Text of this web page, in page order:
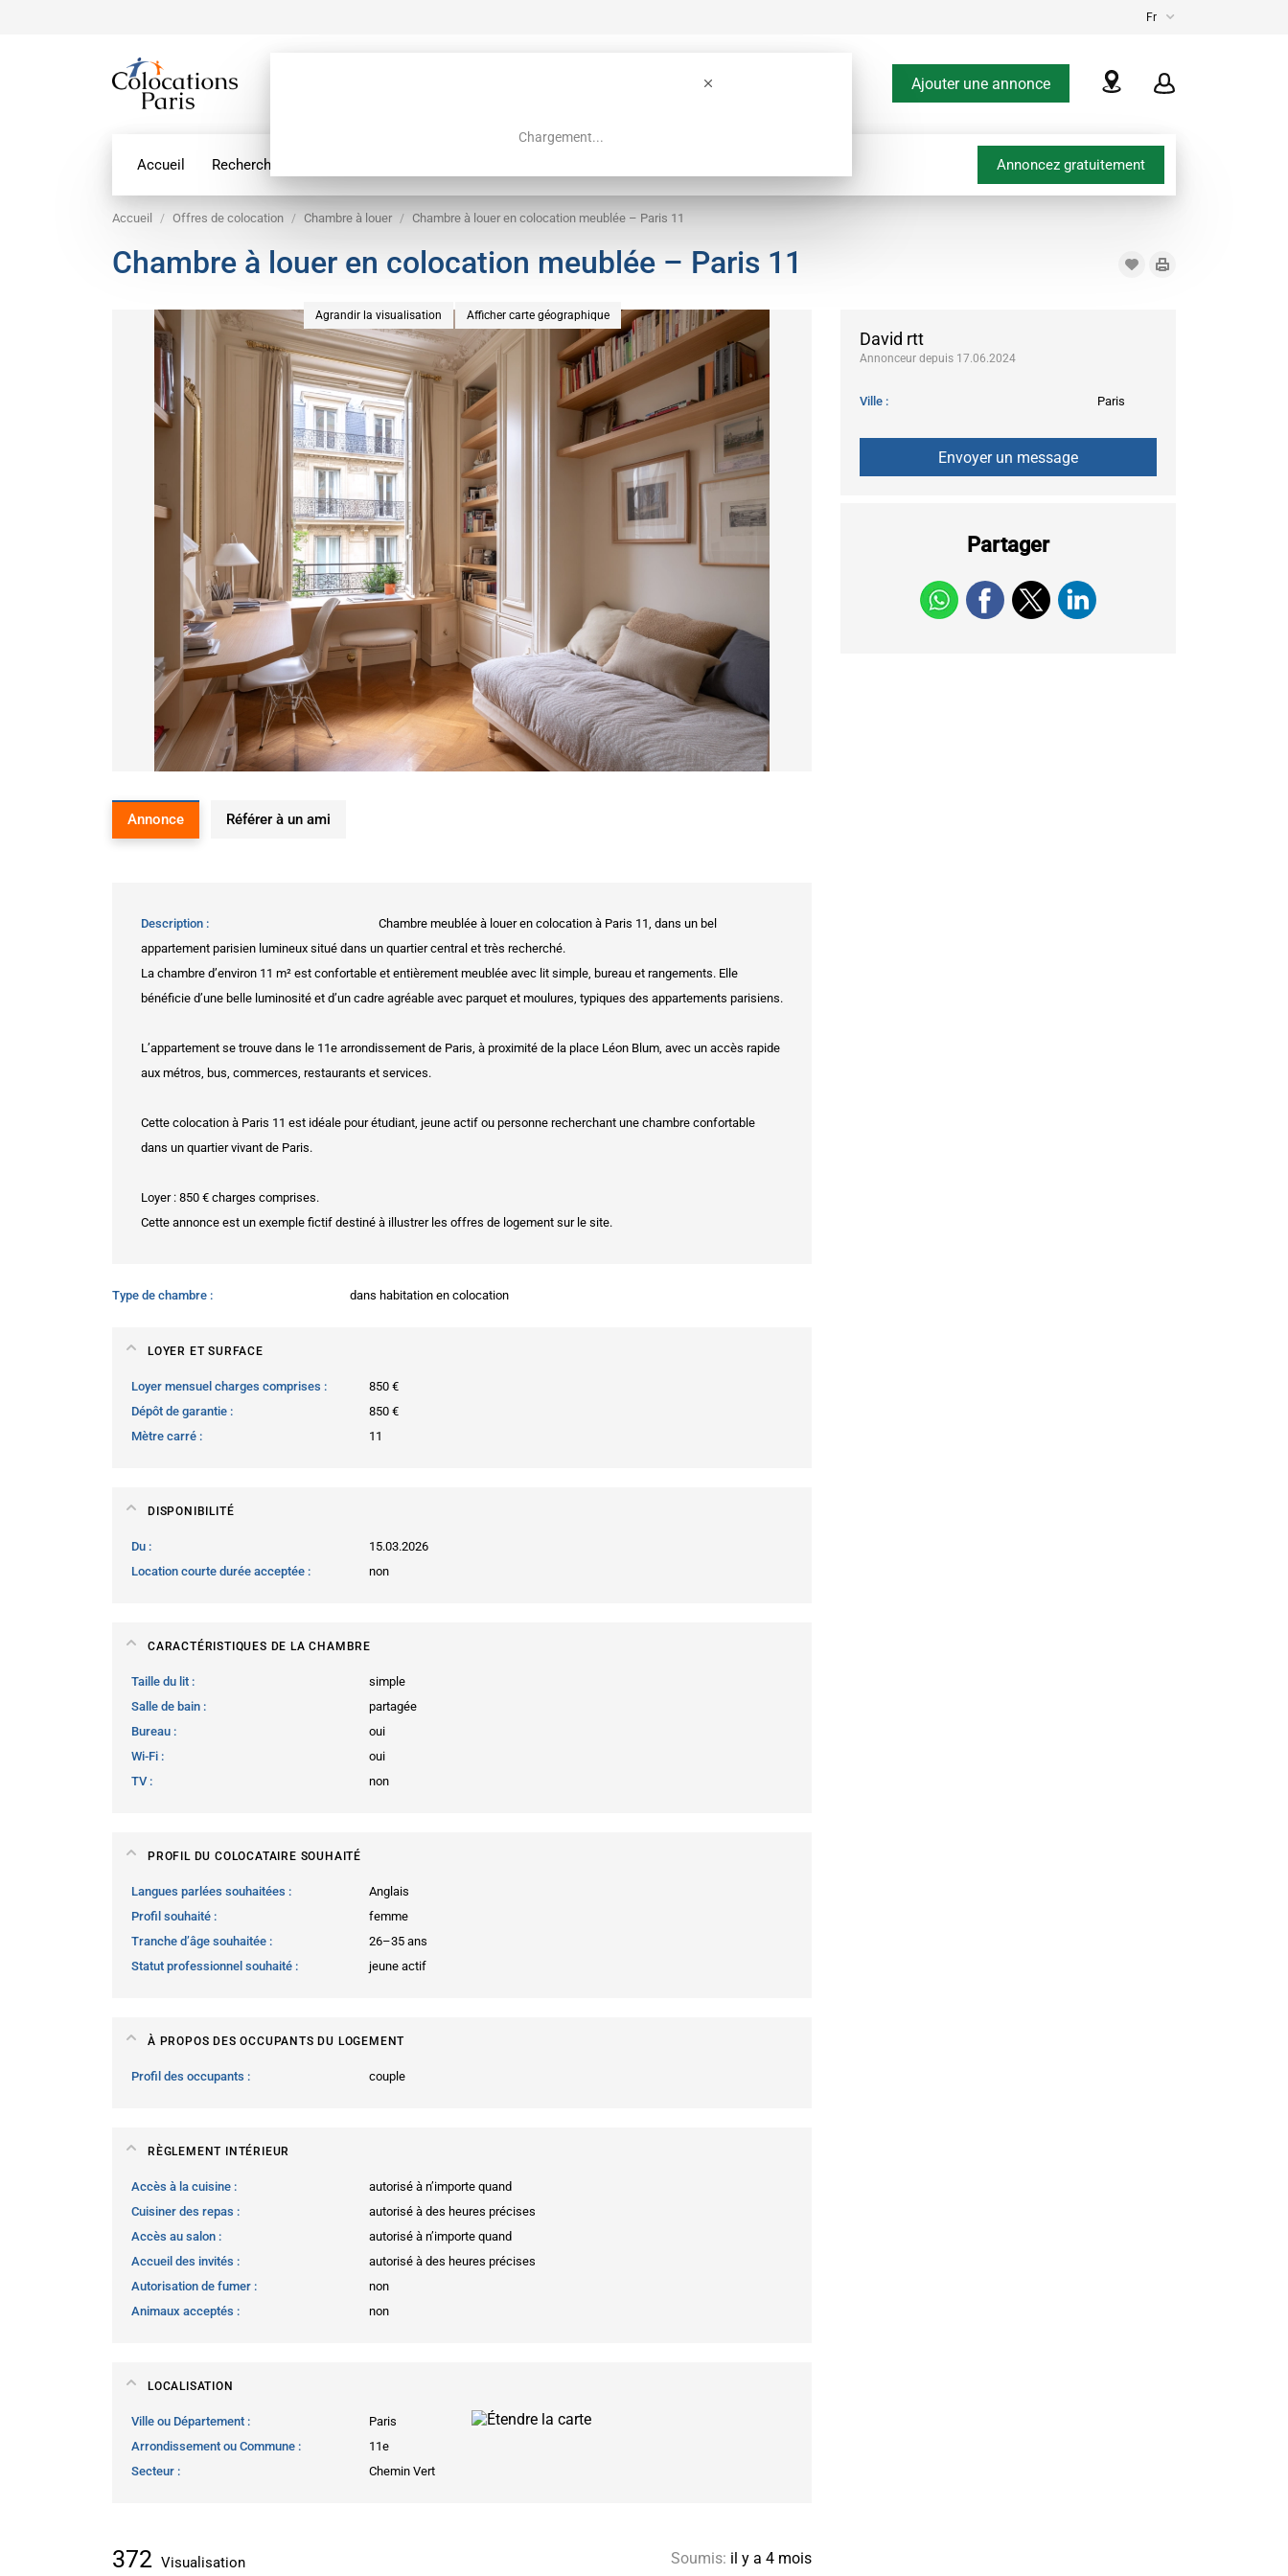
Fr
Chargement...
Ajouter une annonce
Accueil Recherche par géolocalisation Annoncez gratuitement
Accueil Offres de colocation Chambre à louer Chambre à louer en colocation meublée – Paris 11
Chambre à louer en colocation meublée – Paris 11
David rtt
Annonceur depuis 17.06.2024
Ville Paris
Partager
Agrandir la visualisation Afficher carte géographique
Annonce Référer à un ami
Description
Chambre meublée à louer en colocation à Paris 11, dans un bel
appartement parisien lumineux situé dans un quartier central et très recherché.
La chambre d’environ 11 m² est confortable et entièrement meublée avec lit simple, bureau et rangements. Elle
bénéficie d’une belle luminosité et d’un cadre agréable avec parquet et moulures, typiques des appartements parisiens.
L’appartement se trouve dans le 11e arrondissement de Paris, à proximité de la place Léon Blum, avec un accès rapide
aux métros, bus, commerces, restaurants et services.
Cette colocation à Paris 11 est idéale pour étudiant, jeune actif ou personne recherchant une chambre confortable
dans un quartier vivant de Paris.
Loyer : 850 € charges comprises.
Cette annonce est un exemple fictif destiné à illustrer les offres de logement sur le site.
Type de chambre dans habitation en colocation
LOYER ET SURFACE
Loyer mensuel charges comprises
850 €
Dépôt de garantie
850 €
Mètre carré
11
DISPONIBILITÉ
Du
15.03.2026
Location courte durée acceptée
non
CARACTÉRISTIQUES DE LA CHAMBRE
Taille du lit
simple
Salle de bain
partagée
Bureau
oui
Wi-Fi
oui
TV
non
PROFIL DU COLOCATAIRE SOUHAITÉ
Langues parlées souhaitées
Anglais
Profil souhaité
femme
Tranche d’âge souhaitée
26–35 ans
Statut professionnel souhaité
jeune actif
À PROPOS DES OCCUPANTS DU LOGEMENT
Profil des occupants couple
RÈGLEMENT INTÉRIEUR
Accès à la cuisine
autorisé à n’importe quand
Cuisiner des repas
autorisé à des heures précises
Accès au salon
autorisé à n’importe quand
Accueil des invités
autorisé à des heures précises
Autorisation de fumer
non
Animaux acceptés
non
LOCALISATION
Ville ou Département
Paris
Arrondissement ou Commune
11e
Secteur
Chemin Vert
372 Visualisation Soumis: il y a 4 mois